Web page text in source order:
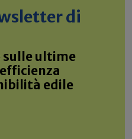
di
sulle ultime
edile